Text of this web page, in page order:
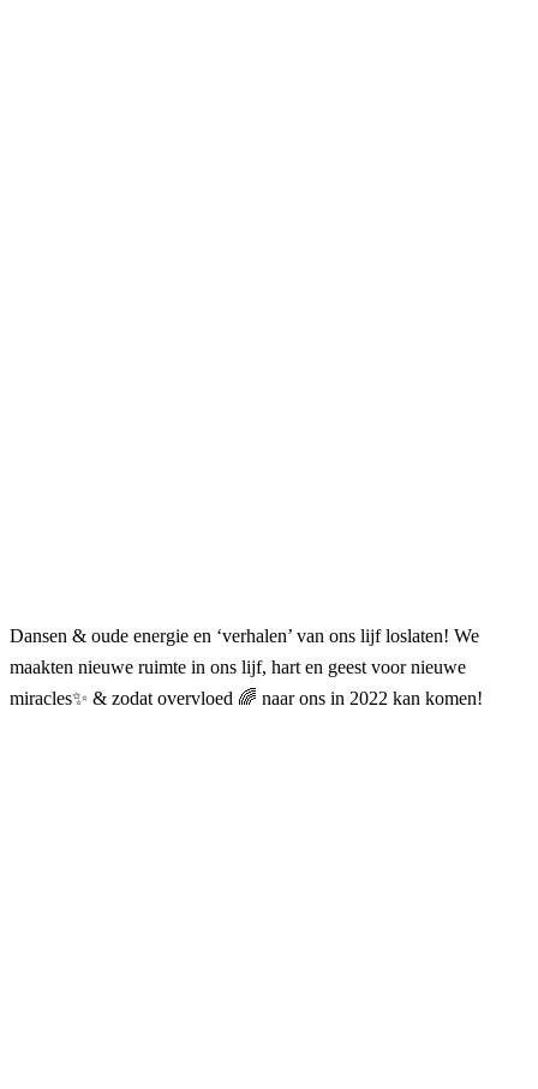
Dansen & oude energie en ‘verhalen’ van ons lijf loslaten! We
maakten nieuwe ruimte in ons lijf, hart en geest voor nieuwe
miracles✨ & zodat overvloed 🌈 naar ons in 2022 kan komen!